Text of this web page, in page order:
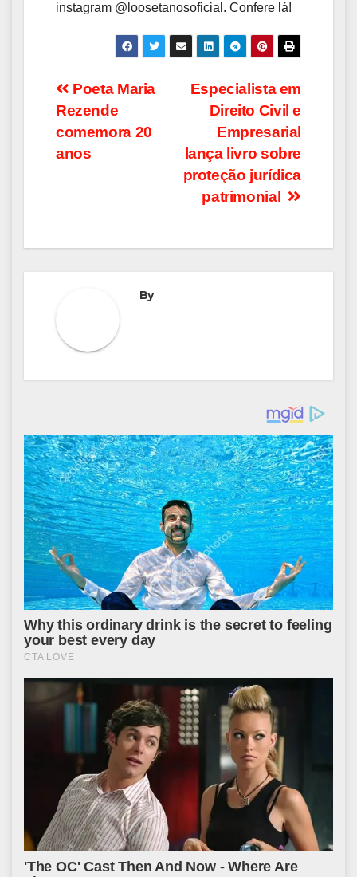
instagram @loosetanosoficial. Confere lá!
Navegação
de
Post
Especialista em
Direito Civil e
Empresarial
lança livro sobre
proteção jurídica
patrimonial
Poeta Maria
Rezende
comemora 20
anos
By